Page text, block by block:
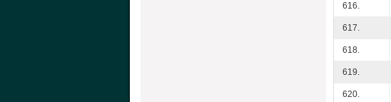
616.
617.
618.
619.
620.